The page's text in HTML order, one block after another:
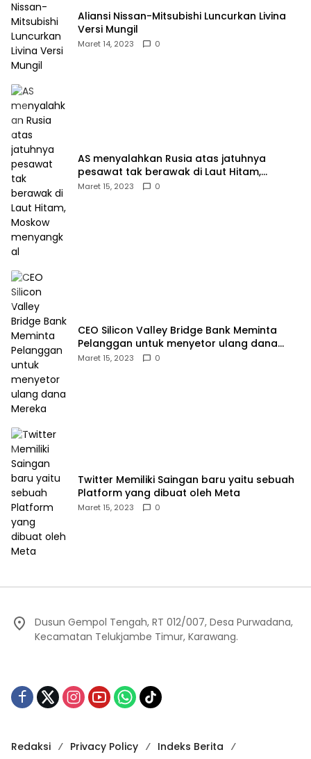
Aliansi Nissan-Mitsubishi Luncurkan Livina
Versi Mungil
Maret 14, 2023 0
AS menyalahkan Rusia atas jatuhnya
pesawat tak berawak di Laut Hitam,
Moskow menyangkal
Maret 15, 2023 0
CEO Silicon Valley Bridge Bank Meminta
Pelanggan untuk menyetor ulang dana
Mereka
Maret 15, 2023 0
Twitter Memiliki Saingan baru yaitu sebuah
Platform yang dibuat oleh Meta
Maret 15, 2023 0
Dusun Gempol Tengah, RT 012/007, Desa Purwadana,
Kecamatan Telukjambe Timur, Karawang.
Redaksi Privacy Policy
Indeks Berita